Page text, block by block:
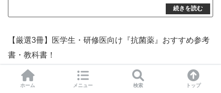
【厳選3冊】医学生・研修医向け『抗菌薬』おすすめ参考
書・教科書！
ホーム メニュー 検索 トップ